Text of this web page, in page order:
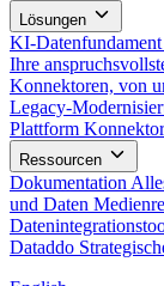
Lösungen
KI-Datenfundament
Ihre
Konnektoren, von
Legacy-
Plattform
Ressourcen
Dokumentation
und Daten
Dataddo